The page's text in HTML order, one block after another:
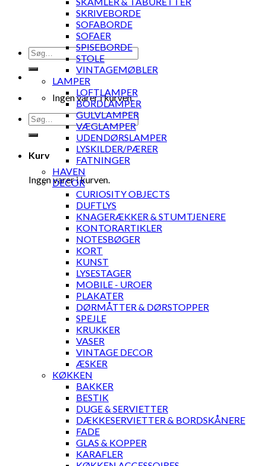
Søg
efter:
Ingen varer i kurven.
Søg
efter:
Kurv
Ingen varer i kurven.
SKRIVEBORDE
SOFABORDE
SOFAER
SPISEBORDE
STOLE
VINTAGEMØBLER
LAMPER
LOFTLAMPER
BORDLAMPER
GULVLAMPER
VÆGLAMPER
UDENDØRSLAMPER
LYSKILDER/PÆRER
FATNINGER
HAVEN
DECOR
CURIOSITY OBJECTS
DUFTLYS
KNAGERÆKKER & STUMTJENERE
KONTORARTIKLER
NOTESBØGER
KORT
KUNST
LYSESTAGER
MOBILE - UROER
PLAKATER
DØRMÅTTER & DØRSTOPPER
SPEJLE
KRUKKER
VASER
VINTAGE DECOR
ÆSKER
KØKKEN
BAKKER
BESTIK
DUGE & SERVIETTER
DÆKKESERVIETTER & BORDSKÅNERE
FADE
GLAS & KOPPER
KARAFLER